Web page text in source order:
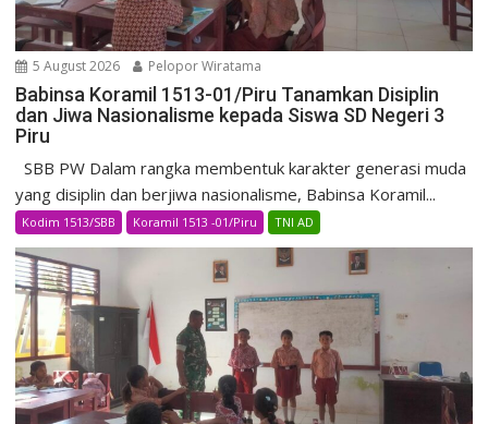
5 August 2026 Pelopor Wiratama
Babinsa Koramil 1513-01/Piru Tanamkan Disiplin
dan Jiwa Nasionalisme kepada Siswa SD Negeri 3
Piru
SBB PW Dalam rangka membentuk karakter generasi muda
yang disiplin dan berjiwa nasionalisme, Babinsa Koramil...
Kodim 1513/SBB Koramil 1513 -01/Piru TNI AD